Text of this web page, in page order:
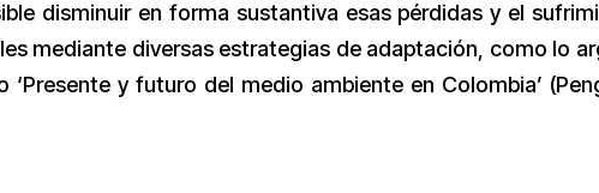
disminuir en forma sustantiva esas pérdidas y el
mediante diversas estrategias de adaptación, como lo
‘Presente y futuro del medio ambiente en Colombia’